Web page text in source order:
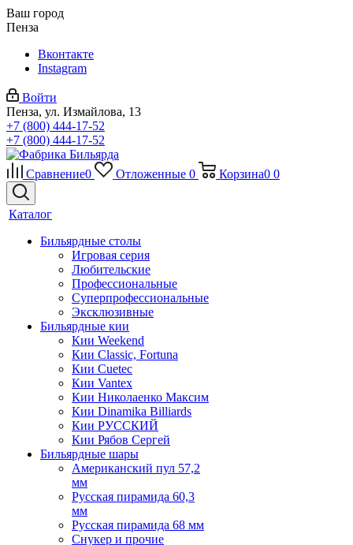
Ваш город
Пенза
Вконтакте
Instagram
Войти
Пенза, ул. Измайлова, 13
+7 (800) 444-17-52
+7 (800) 444-17-52
Сравнение0 Отложенные 0 Корзина0 0
Каталог
Бильярдные столы
Игровая серия
Любительские
Профессиональные
Суперпрофессиональные
Эксклюзивные
Бильярдные кии
Кии Weekend
Кии Classic, Fortuna
Кии Cuetec
Кии Vantex
Кии Николаенко Максим
Кии Dinamika Billiards
Кии РУССКИЙ
Кии Рябов Сергей
Бильярдные шары
Американский пул 57,2
мм
Русская пирамида 60,3
мм
Русская пирамида 68 мм
Снукер и прочие